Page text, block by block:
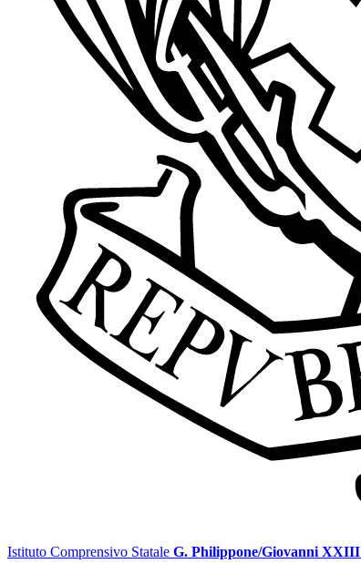
Istituto Comprensivo Statale G. Philippone/Giovanni XXIII